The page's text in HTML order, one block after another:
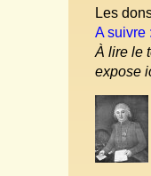
Les
A suivre
À lire le
expose